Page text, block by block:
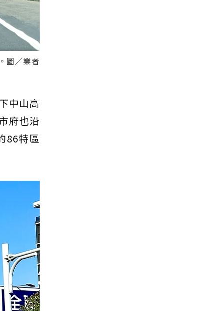
圖／業者
中山高
府也沿
86特區